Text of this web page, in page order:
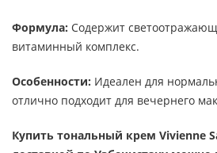
Формула: Содержит
витаминный комплекс.
Особенности: Идеален для
отлично подходит для вечернего
Купить тональный крем Vivienne